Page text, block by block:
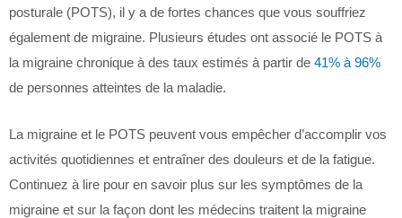
posturale (POTS), il y a de fortes chances que vous souffriez
également de migraine. Plusieurs études ont associé le POTS à
la migraine chronique à des taux estimés à partir de 41% à 96%
de personnes atteintes de la maladie.
La migraine et le POTS peuvent vous empêcher d’accomplir vos
activités quotidiennes et entraîner des douleurs et de la fatigue.
Continuez à lire pour en savoir plus sur les symptômes de la
migraine et sur la façon dont les médecins traitent la migraine